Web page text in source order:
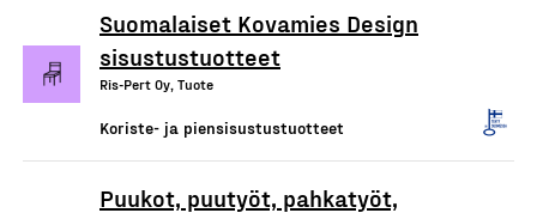
Suomalaiset Kovamies Design
sisustustuotteet
Ris-Pert Oy, Tuote
Koriste- ja piensisustustuotteet
Puukot, puutyöt, pahkatyöt,